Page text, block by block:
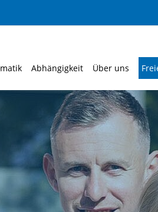
Abhängigkeit Über uns